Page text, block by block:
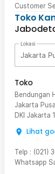
Customer
Toko
Lokasi
Jakarta
Toko
Bendungan
Jakarta
DKI Jakarta
Lihat
Telp : (021)
Whatsapp